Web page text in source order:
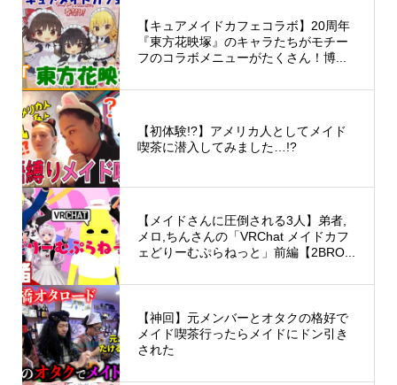
【キュアメイドカフェコラボ】20周年
『東方花映塚』のキャラたちがモチー
フのコラボメニューがたくさん！博...
【初体験!?】アメリカ人としてメイド
喫茶に潜入してみました…!?
【メイドさんに圧倒される3人】弟者,
メロ,ちんさんの「VRChat メイドカフ
ェどりーむぷらねっと」前編【2BRO...
【神回】元メンバーとオタクの格好で
メイド喫茶行ったらメイドにドン引き
された